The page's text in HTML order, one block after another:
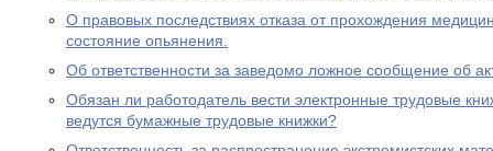
О правовых последствиях отказа от прохождения
состояние опьянения.
Об ответственности за заведомо ложное сообщение об
Обязан ли работодатель вести электронные трудовые
ведутся бумажные трудовые книжки?